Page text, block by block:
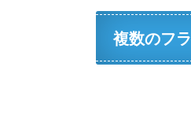
複数のフ